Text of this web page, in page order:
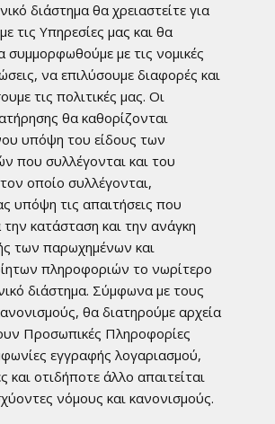
διάστημα θα χρειαστείτε για
τις Υπηρεσίες μας και θα
συμμορφωθούμε με τις νομικές
να επιλύσουμε διαφορές και
τις πολιτικές μας. Οι
θα καθορίζονται
υπόψη του είδους των
που συλλέγονται και του
οποίο συλλέγονται,
υπόψη τις απαιτήσεις που
την κατάσταση και την ανάγκη
των παρωχημένων και
πληροφοριών το νωρίτερο
διάστημα. Σύμφωνα με τους
θα διατηρούμε αρχεία
Προσωπικές Πληροφορίες
εγγραφής λογαριασμού,
και οτιδήποτε άλλο απαιτείται
νόμους και κανονισμούς.